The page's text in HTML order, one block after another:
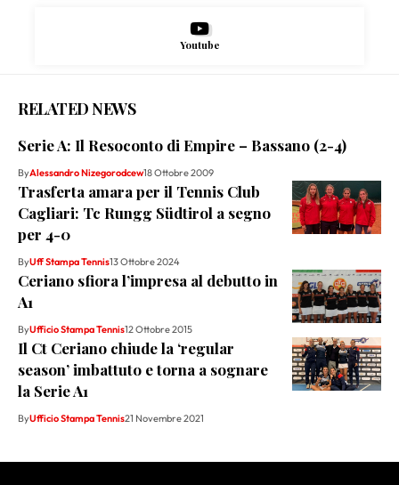
Youtube
RELATED NEWS
Serie A: Il Resoconto di Empire – Bassano (2-4)
ByAlessandro Nizegorodcew18 Ottobre 2009
Trasferta amara per il Tennis Club
Cagliari: Tc Rungg Südtirol a segno
per 4-0
ByUff Stampa Tennis13 Ottobre 2024
Ceriano sfiora l’impresa al debutto in
A1
ByUfficio Stampa Tennis12 Ottobre 2015
Il Ct Ceriano chiude la ‘regular
season’ imbattuto e torna a sognare
la Serie A1
ByUfficio Stampa Tennis21 Novembre 2021